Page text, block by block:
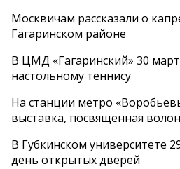
Москвичам рассказали о
Гагаринском районе
В ЦМД «Гагаринский» 30
настольному теннису
На станции метро
выставка, посвященная
В Губкинском университете
день открытых дверей